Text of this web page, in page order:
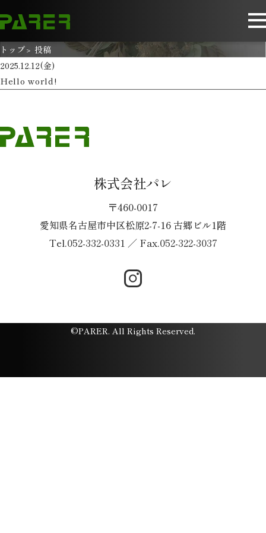
トップ
投稿
2025.12.12(金)
Hello world!
株式会社パレ
〒460-0017
愛知県名古屋市中区松原2-7-16 古郷ビル1階
Tel.052-332-0331 ／ Fax.052-322-3037
©PARER. All Rights Reserved.